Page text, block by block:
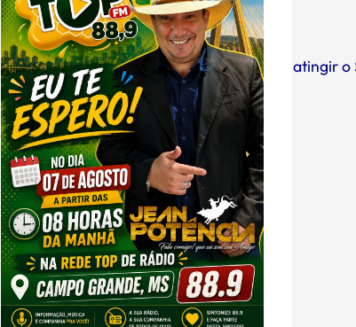
06/08/2026 10:28
Entenda o que é o ciclone-bomba que pode atingir o